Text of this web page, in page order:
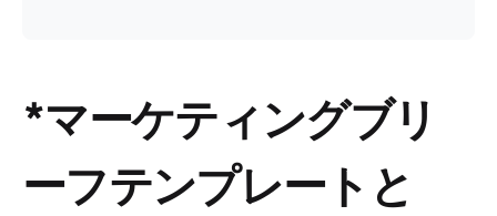
*マーケティングブリ
ーフテンプレートと